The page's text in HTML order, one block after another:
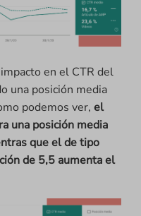
en el CTR del
una posición media
podemos ver, el
una posición media
que el de tipo
de 5,5 aumenta el